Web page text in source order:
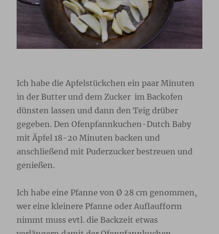
Ich habe die Apfelstückchen ein paar Minuten
in der Butter und dem Zucker im Backofen
dünsten lassen und dann den Teig drüber
gegeben. Den Ofenpfannkuchen-Dutch Baby
mit Äpfel 18-20 Minuten backen und
anschließend mit Puderzucker bestreuen und
genießen.
Ich habe eine Pfanne von Ø 28 cm genommen,
wer eine kleinere Pfanne oder Auflaufform
nimmt muss evtl. die Backzeit etwas